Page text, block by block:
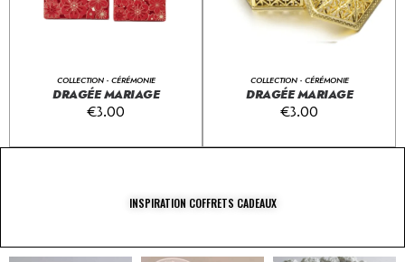
COLLECTION - CÉRÉMONIE
DRAGÉE MARIAGE
€3.00
COLLECTION - CÉRÉMONIE
DRAGÉE MARIAGE
€3.00
INSPIRATION COFFRETS CADEAUX